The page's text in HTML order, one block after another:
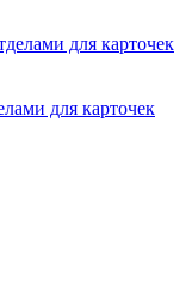
для карточек